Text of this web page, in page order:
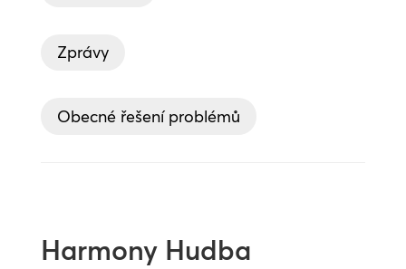
Zprávy
Obecné řešení problémů
Harmony Hudba